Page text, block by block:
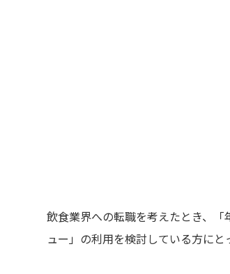
飲食業界への転職を考えたとき、
ュー」の利用を検討している方に